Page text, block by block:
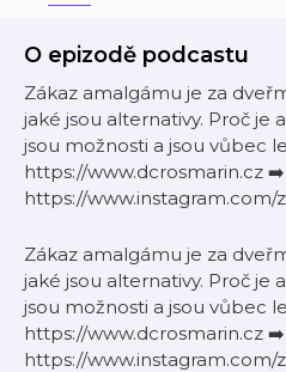
O epizodě podcastu
Zákaz amalgámu je za
jaké jsou alternativy. Proč je
jsou možnosti a jsou vůbec
https://www.dcrosmarin.cz ➡️
https://www.instagram.com/
Zákaz amalgámu je za
jaké jsou alternativy. Proč je
jsou možnosti a jsou vůbec
https://www.dcrosmarin.cz ➡️
https://www.instagram.com/